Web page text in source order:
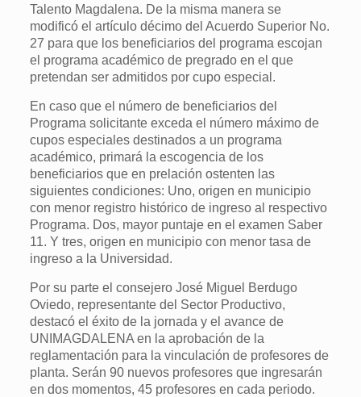
Talento Magdalena. De la misma manera se
modificó el artículo décimo del Acuerdo Superior No.
27 para que los beneficiarios del programa escojan
el programa académico de pregrado en el que
pretendan ser admitidos por cupo especial.
En caso que el número de beneficiarios del
Programa solicitante exceda el número máximo de
cupos especiales destinados a un programa
académico, primará la escogencia de los
beneficiarios que en prelación ostenten las
siguientes condiciones: Uno, origen en municipio
con menor registro histórico de ingreso al respectivo
Programa. Dos, mayor puntaje en el examen Saber
11. Y tres, origen en municipio con menor tasa de
ingreso a la Universidad.
Por su parte el consejero José Miguel Berdugo
Oviedo, representante del Sector Productivo,
destacó el éxito de la jornada y el avance de
UNIMAGDALENA en la aprobación de la
reglamentación para la vinculación de profesores de
planta. Serán 90 nuevos profesores que ingresarán
en dos momentos, 45 profesores en cada periodo.